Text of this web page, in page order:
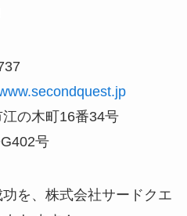
の木町16番34号
号
を、株式会社サードクエ